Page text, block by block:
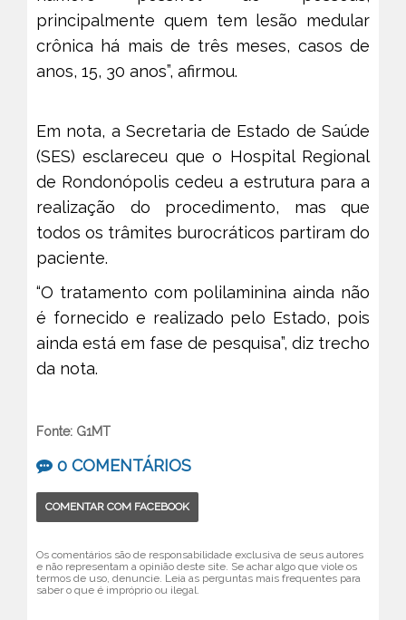
principalmente quem tem lesão medular
crônica há mais de três meses, casos de
anos, 15, 30 anos”, afirmou.
Em nota, a Secretaria de Estado de Saúde
(SES) esclareceu que o Hospital Regional
de Rondonópolis cedeu a estrutura para a
realização do procedimento, mas que
todos os trâmites burocráticos partiram do
paciente.
“O tratamento com polilaminina ainda não
é fornecido e realizado pelo Estado, pois
ainda está em fase de pesquisa”, diz trecho
da nota.
Fonte: G1MT
0 COMENTÁRIOS
COMENTAR COM FACEBOOK
Os comentários são de responsabilidade exclusiva de seus autores
e não representam a opinião deste site. Se achar algo que viole os
termos de uso, denuncie. Leia as perguntas mais frequentes para
saber o que é impróprio ou ilegal.